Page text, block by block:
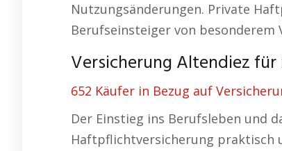
Nutzungsänderungen. Private
Berufseinsteiger von besonderem
Versicherung Altendiez
652 Käufer in Bezug auf
Der Einstieg ins Berufsleben und
Haftpflichtversicherung praktisch